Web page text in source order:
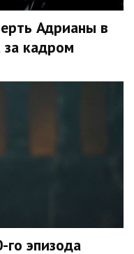
Адрианы в
за кадром
эпизода